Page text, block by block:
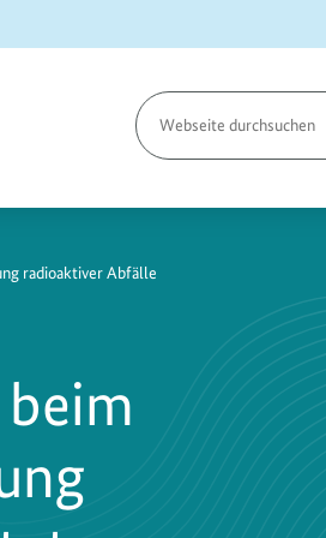
Seite
durchsuchen
radioaktiver Abfälle